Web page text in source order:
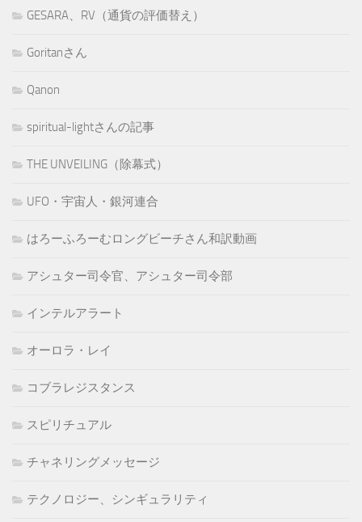
GESARA、RV（通貨の評価替え）
Goritanさん
Qanon
spiritual-lightさんの記事
THE UNVEILING（除幕式）
UFO・宇宙人・銀河連合
はろーふろーむロングビーチさん和訳動画
アシュター司令官、アシュター司令部
インテルアラート
オーロラ・レイ
コブラレジスタンス
スピリチュアル
チャネリングメッセージ
テクノロジー、シンギュラリティ